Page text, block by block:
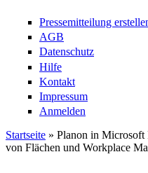
Pressemitteilung
AGB
Datenschutz
Hilfe
Kontakt
Impressum
Anmelden
Sie sind hier
Startseite » Planon in Microsoft
von Flächen und Workplace